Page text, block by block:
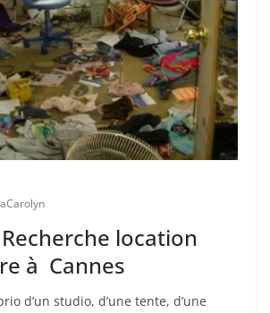
Recherche location
à Cannes
d’un studio, d’une tente, d’une